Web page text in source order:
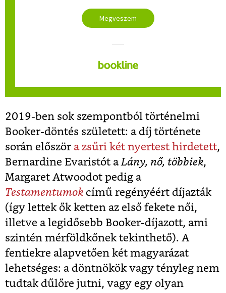
Megveszem
2019-ben sok szempontból történelmi
Booker-döntés született: a díj története
során először a zsűri két nyertest hirdetett,
Bernardine Evaristót aLány, nő, többiek,
Margaret Atwoodot pedig a
Testamentumok című regényéért díjazták
(így lettek ők ketten az első fekete női,
illetve a legidősebb Booker-díjazott, ami
szintén mérföldkőnek tekinthető). A
fentiekre alapvetően két magyarázat
lehetséges: a döntnökök vagy tényleg nem
tudtak dűlőre jutni, vagy egy olyan